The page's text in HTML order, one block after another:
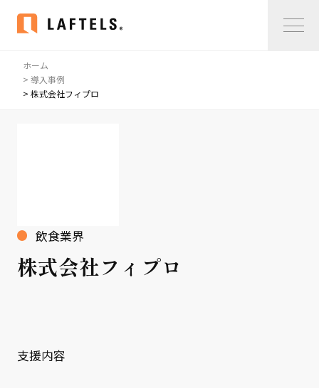
Home
サービス紹介
サービス紹介
ホーム
> 導入事例
> 株式会社フィプロ
飲食業界
株式会社フィプロ
支援内容